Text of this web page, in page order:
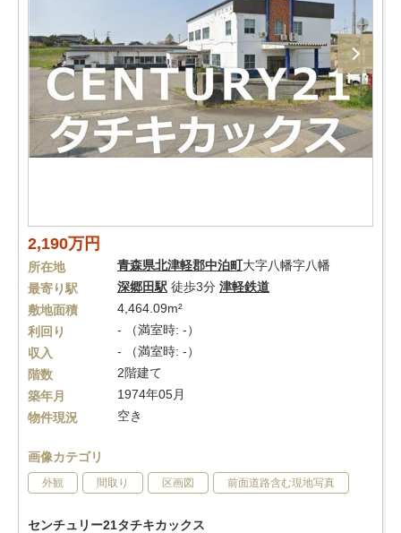
2,190万円
所在地 青森県北津軽郡中泊町大字八幡字八幡
最寄り駅
深郷田駅 徒歩3分 津軽鉄道
敷地面積
4,464.09m²
利回り
- （満室時: -）
収入
- （満室時: -）
階数
2階建て
築年月
1974年05月
物件現況
空き
画像カテゴリ
外観 間取り 区画図 前面道路含む現地写真
センチュリー21タチキカックス